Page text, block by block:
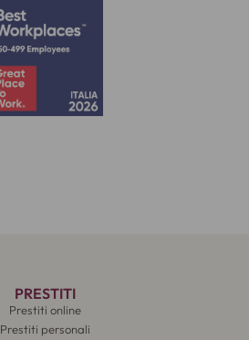
PRESTITI
Prestiti online
Prestiti personali